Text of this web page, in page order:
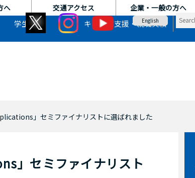
へ 交通アクセス 企業・一般の方へ
学生生活 キャリア支援・就職実績
English
」セミファイナリストに選ばれました
」セミファイナリスト